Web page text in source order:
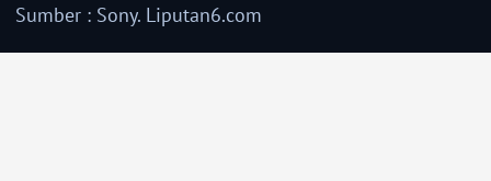
Sumber : Sony. Liputan6.com